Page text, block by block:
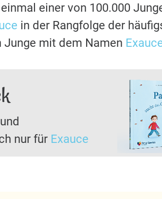
einer von 100.000
in der Rangfolge der
Junge mit dem Namen
nur für Exauce